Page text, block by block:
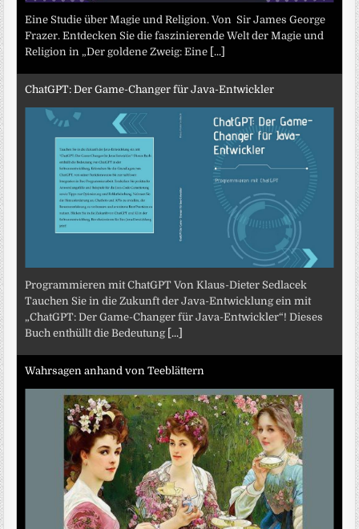
Eine Studie über Magie und Religion. Von Sir James George
Frazer. Entdecken Sie die faszinierende Welt der Magie und
Religion in „Der goldene Zweig: Eine [...]
ChatGPT: Der Game-Changer für Java-Entwickler
Programmieren mit ChatGPT Von Klaus-Dieter Sedlacek
Tauchen Sie in die Zukunft der Java-Entwicklung ein mit
„ChatGPT: Der Game-Changer für Java-Entwickler“! Dieses
Buch enthüllt die Bedeutung [...]
Wahrsagen anhand von Teeblättern